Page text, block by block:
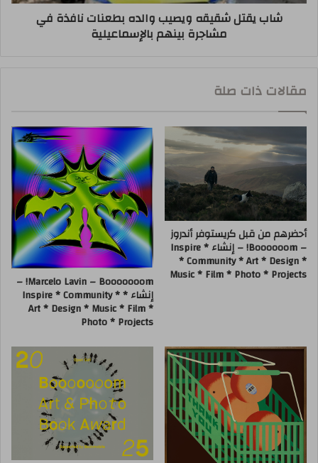
شاب يقتل شقيقه ويصيب والده بطعنات نافذة في
مشاجرة بينهم بالإسماعيلية
مقالات ذات صلة
أحضرهم من قبل كريستوفر أندروز
– Boooooom! – إنشاء * Inspire
* Community * Art * Design *
Music * Film * Photo * Projects
Marcelo Lavin – Booooooom! –
إنشاء * Inspire * Community *
Art * Design * Music * Film *
Photo * Projects